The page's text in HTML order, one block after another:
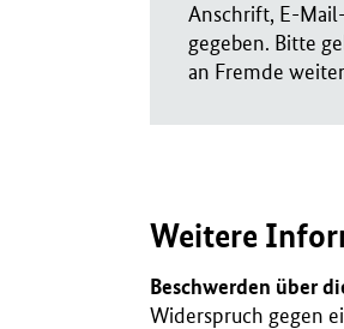
Anschrift, E-
gegeben. Bitte
an Fremde
Weitere
Beschwerden über
Widerspruch gegen